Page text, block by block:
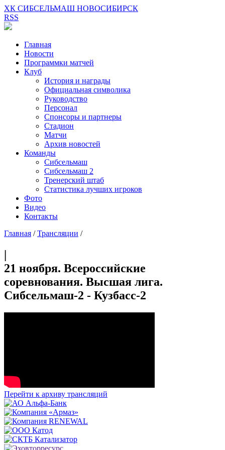
ХК СИБСЕЛЬМАШ НОВОСИБИРСК
RSS
Главная
Новости
Программки матчей
Клуб
История и награды
Официальная символика
Руководство
Персонал
Спонсоры и партнеры
Стадион
Матчи
Архив новостей
Команды
Сибсельмаш
Сибсельмаш 2
Тренерский штаб
Статистика лучших игроков
Фото
Видео
Контакты
Главная /Трансляции /
|
21 ноября. Всероссийские
соревнования. Высшая лига.
Сибсельмаш-2 - Кузбасс-2
Перейти к архиву трансляций